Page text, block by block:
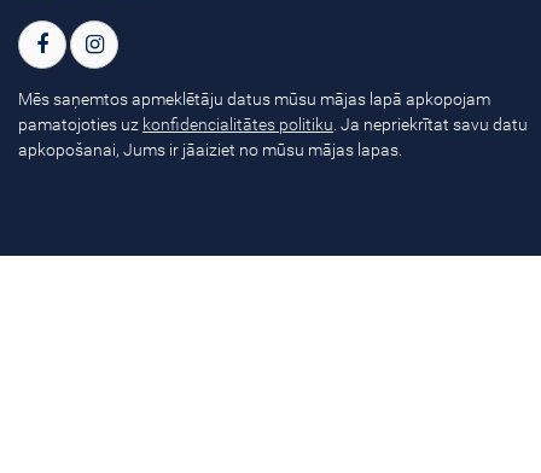
Mēs saņemtos apmeklētāju datus mūsu mājas lapā apkopojam
pamatojoties uz konfidencialitātes politiku . Ja nepriekrītat savu datu
apkopošanai, Jums ir jāaiziet no mūsu mājas lapas.